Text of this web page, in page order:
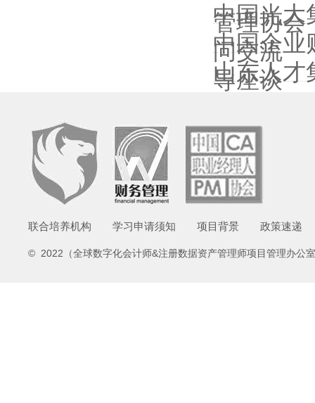
管理协会
中国光大
问交流
中国企业
导座谈
山东人才
联合培养机构 学习申请须知 项目背景 政策速递
© 2022（全球数字化会计师&注册数据资产管理师项目管理办公